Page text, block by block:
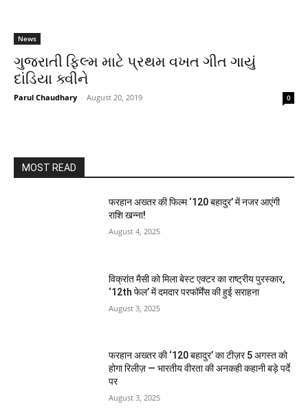
News
ગુજરાતી ફિલ્મ માટે પ્રથમ વખત ગીત ગાયું
દાંડિયા ક્વીને
Parul Chaudhary - August 20, 2019 0
MOST READ
फरहान अख्तर की फिल्म ‘120 बहादुर’ में नजर आएंगी
राशि खन्ना!
August 4, 2025
विक्रांत मैसी को मिला बेस्ट एक्टर का राष्ट्रीय पुरस्कार,
‘12th फेल’ में दमदार परफॉर्मेंस की हुई सराहना
August 3, 2025
फरहान अख्तर की ‘120 बहादुर’ का टीज़र 5 अगस्त को
होगा रिलीज़ — भारतीय वीरता की अनकही कहानी बड़े पर्दे
पर
August 3, 2025